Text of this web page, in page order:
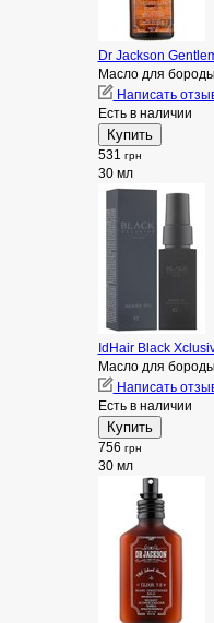
Dr Jackson
Масло для бороды
Написать
Есть в наличии
531 грн
30 мл
IdHair Black
Масло для
Написать
Есть в наличии
756 грн
30 мл